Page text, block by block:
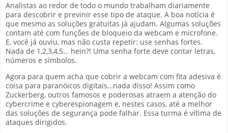
Analistas ao redor de todo o mundo trabalham diariamente
para descobrir e previnir esse tipo de ataque. A boa notícia é
que mesmo as soluções gratuitas já ajudam. Algumas soluções
contam até com funções de bloqueio da webcam e microfone.
E, você já ouviu, mas não custa repetir: use senhas fortes.
Nada de 1,2,3,4,5… hein?! Uma senha forte deve contar letras,
números e símbolos.
Agora para quem acha que cobrir a webcam com fita adesiva é
coisa para paranóicos digitais…nada disso! Assim como
Zuckerberg, outros famosos e poderosas atraem a atenção do
cybercrime e cyberespionagem e, nestes casos, até a melhor
das soluções de segurança pode falhar. Essa turma é vítima de
ataques dirigidos.